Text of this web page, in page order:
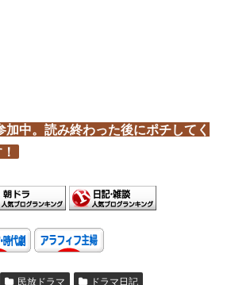
加中。読み終わった後にポチしてく
民放ドラマ ドラマ日記